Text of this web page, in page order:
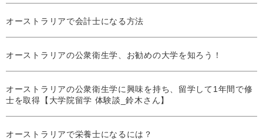
オーストラリアで会計士になる方法
オーストラリアの公衆衛生学、お勧めの大学を知ろう！
オーストラリアの公衆衛生学に興味を持ち、留学して1年間で修
士を取得【大学院留学 体験談_鈴木さん】
オーストラリアで栄養士になるには？